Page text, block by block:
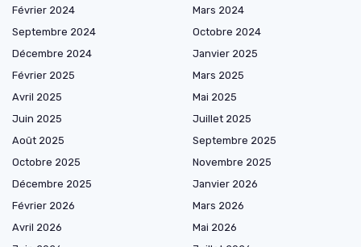
Février 2024
Mars 2024
Septembre 2024
Octobre 2024
Décembre 2024
Janvier 2025
Février 2025
Mars 2025
Avril 2025
Mai 2025
Juin 2025
Juillet 2025
Août 2025
Septembre 2025
Octobre 2025
Novembre 2025
Décembre 2025
Janvier 2026
Février 2026
Mars 2026
Avril 2026
Mai 2026